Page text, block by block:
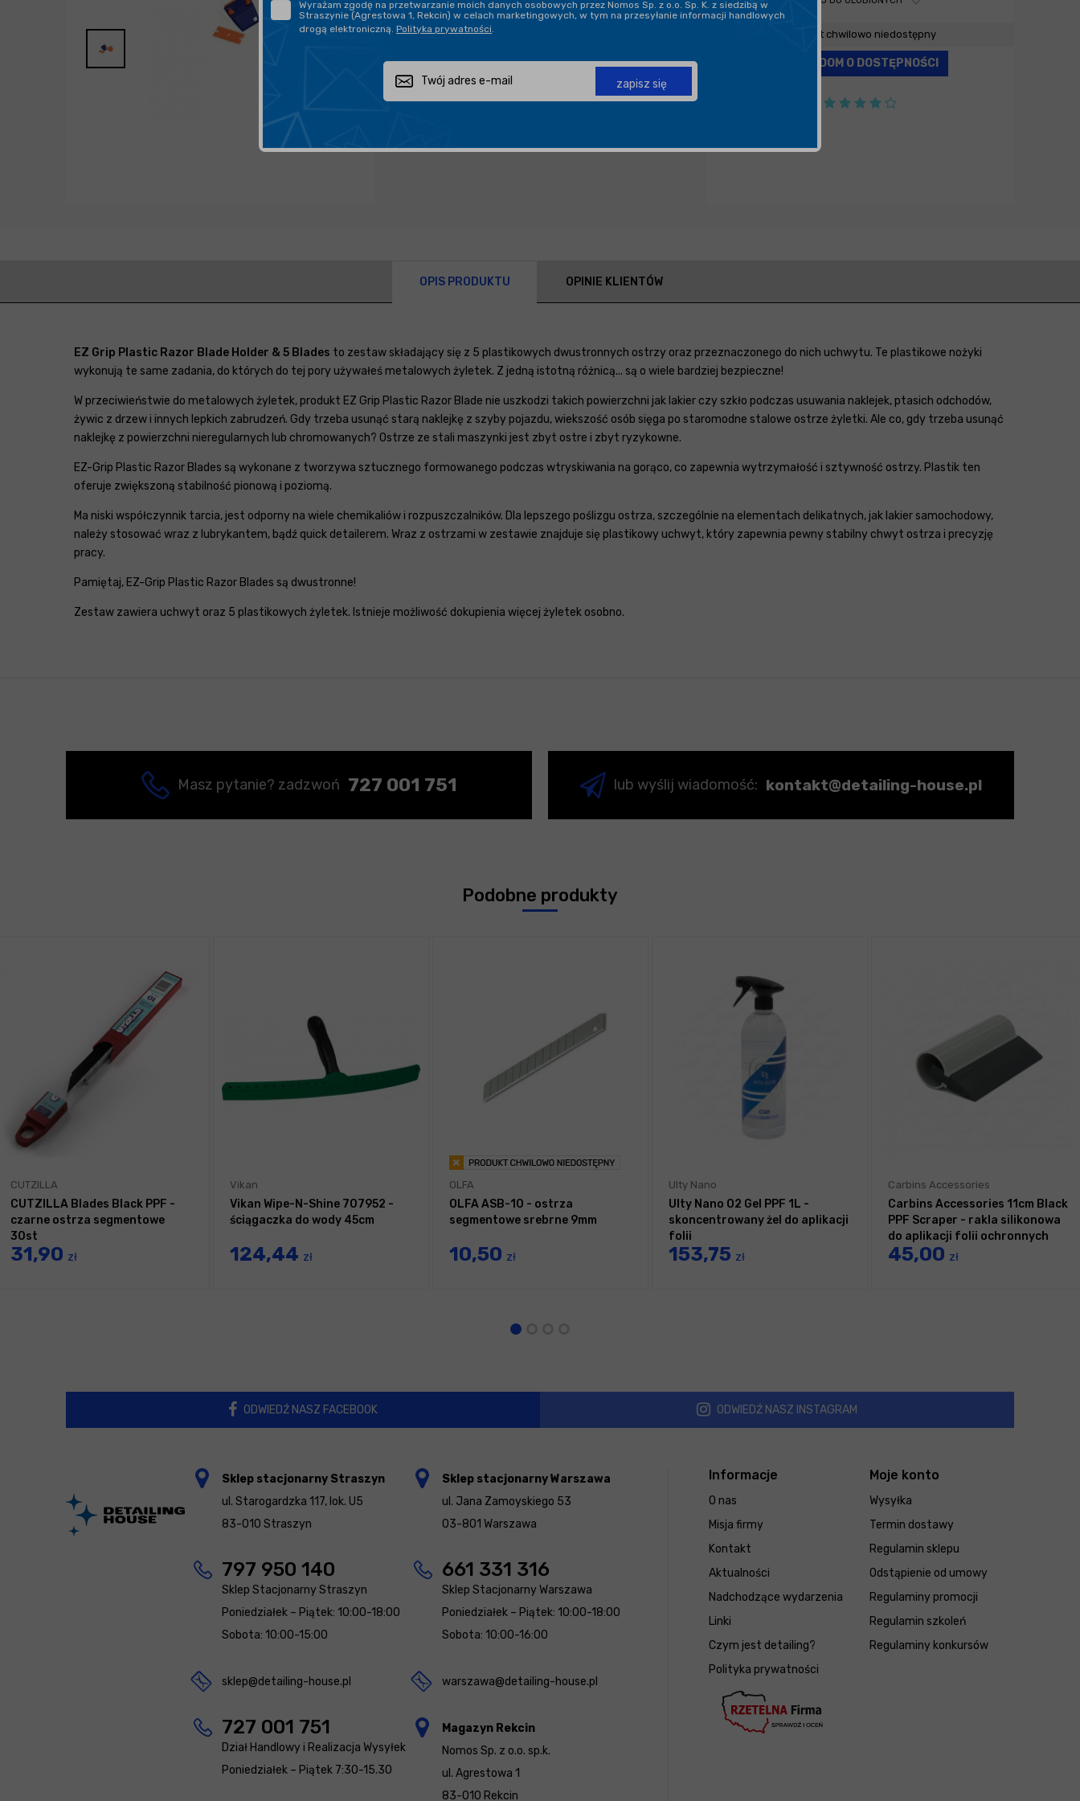
Zapytaj o produkt Produkt chwilowo niedostępny
POWIADOM O DOSTĘPNOŚCI
OPIS PRODUKTU OPINIE KLIENTÓW
EZ Grip Plastic Razor Blade Holder & 5 Blades to zestaw składający się z 5 plastikowych dwustronnych ostrzy oraz przeznaczonego do nich uchwytu. Te plastikowe nożyki
wykonują te same zadania, do których do tej pory używałeś metalowych żyletek. Z jedną istotną różnicą... są o wiele bardziej bezpieczne!
W przeciwieństwie do metalowych żyletek, produkt EZ Grip Plastic Razor Blade nie uszkodzi takich powierzchni jak lakier czy szkło podczas usuwania naklejek, ptasich odchodów,
żywic z drzew i innych lepkich zabrudzeń. Gdy trzeba usunąć starą naklejkę z szyby pojazdu, wiekszość osób sięga po staromodne stalowe ostrze żyletki. Ale co, gdy trzeba usunąć
naklejkę z powierzchni nieregularnych lub chromowanych? Ostrze ze stali maszynki jest zbyt ostre i zbyt ryzykowne.
EZ-Grip Plastic Razor Blades są wykonane z tworzywa sztucznego formowanego podczas wtryskiwania na gorąco, co zapewnia wytrzymałość i sztywność ostrzy. Plastik ten
oferuje zwiększoną stabilność pionową i poziomą.
Ma niski współczynnik tarcia, jest odporny na wiele chemikaliów i rozpuszczalników. Dla lepszego poślizgu ostrza, szczególnie na elementach delikatnych, jak lakier samochodowy,
należy stosować wraz z lubrykantem, bądź quick detailerem. Wraz z ostrzami w zestawie znajduje się plastikowy uchwyt, który zapewnia pewny stabilny chwyt ostrza i precyzję
pracy.
Pamiętaj, EZ-Grip Plastic Razor Blades są dwustronne!
Zestaw zawiera uchwyt oraz 5 plastikowych żyletek. Istnieje możliwość dokupienia więcej żyletek osobno.
Masz pytanie? zadzwoń 727 001 751 lub wyślij wiadomość: kontakt@detailing-house.pl
Podobne produkty
CUTZILLA
CUTZILLA Blades Black PPF -
czarne ostrza segmentowe
30st
31,90 zł
Vikan
Vikan Wipe-N-Shine 707952 -
ściągaczka do wody 45cm
124,44 zł
OLFA
OLFA ASB-10 - ostrza
segmentowe srebrne 9mm
10,50 zł
Ulty Nano
Ulty Nano O2 Gel PPF 1L -
skoncentrowany żel do aplikacji
folii
153,75 zł
Carbins Accessories
Carbins Accessories 11cm Black
PPF Scraper - rakla silikonowa
do aplikacji folii ochronnych
45,00 zł
ODWIEDŹ NASZ FACEBOOK ODWIEDŹ NASZ INSTAGRAM
Wyrażam zgodę na przetwarzanie moich danych osobowych przez Nomos Sp. z o.o. Sp. K. z siedzibą w
Straszynie (Agrestowa 1, Rekcin) w celach marketingowych, w tym na przesyłanie informacji handlowych
drogą elektroniczną. Polityka prywatności
zapisz się
Informacje
O nas
Misja firmy
Kontakt
Aktualności
Nadchodzące wydarzenia
Linki
Czym jest detailing?
Polityka prywatności
Moje konto
Wysyłka
Termin dostawy
Regulamin sklepu
Odstąpienie od umowy
Regulaminy promocji
Regulamin szkoleń
Regulaminy konkursów
Sklep stacjonarny Straszyn
ul. Starogardzka 117, lok. U5
83-010 Straszyn
797 950 140
Sklep Stacjonarny Straszyn
Poniedziałek – Piątek: 10:00-18:00
Sobota: 10:00-15:00
sklep@detailing-house.pl
727 001 751
Dział Handlowy i Realizacja Wysyłek
Poniedziałek – Piątek 7:30-15.30
Sklep stacjonarny Warszawa
ul. Jana Zamoyskiego 53
03-801 Warszawa
661 331 316
Sklep Stacjonarny Warszawa
Poniedziałek – Piątek: 10:00-18:00
Sobota: 10:00-16:00
warszawa@detailing-house.pl
Magazyn Rekcin
Nomos Sp. z o.o. sp.k.
ul. Agrestowa 1
83-010 Rekcin